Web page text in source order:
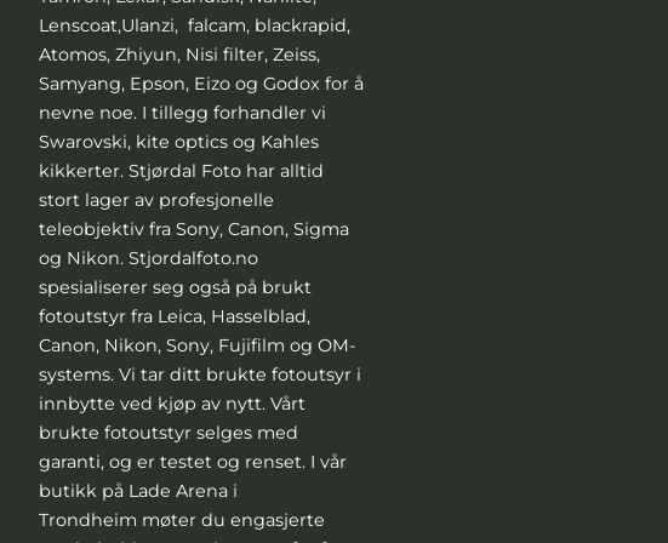
Lenscoat,Ulanzi, falcam, blackrapid,
Atomos, Zhiyun, Nisi filter, Zeiss,
Samyang, Epson, Eizo og Godox for å
nevne noe. I tillegg forhandler vi
Swarovski, kite optics og Kahles
kikkerter. Stjørdal Foto har alltid
stort lager av profesjonelle
teleobjektiv fra Sony, Canon, Sigma
og Nikon. Stjordalfoto.no
spesialiserer seg også på brukt
fotoutstyr fra Leica, Hasselblad,
Canon, Nikon, Sony, Fujifilm og OM-
systems. Vi tar ditt brukte fotoutsyr i
innbytte ved kjøp av nytt. Vårt
brukte fotoutstyr selges med
garanti, og er testet og renset. I vår
butikk på Lade Arena i
Trondheim møter du engasjerte